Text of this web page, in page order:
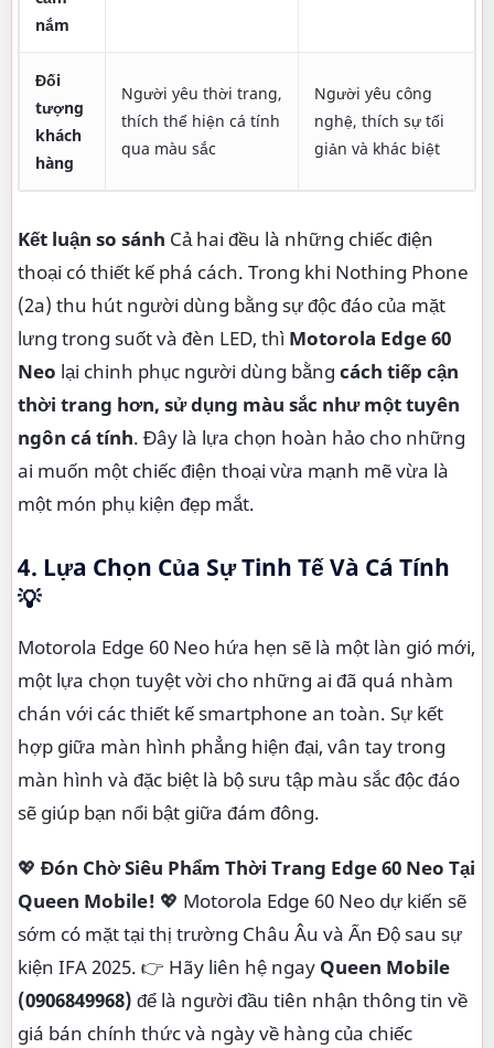
nắm
Đối
tượng
khách
hàng
Người yêu thời trang,
thích thể hiện cá tính
qua màu sắc
Người yêu công
nghệ, thích sự tối
giản và khác biệt
Kết luận so sánh Cả hai đều là những chiếc điện
thoại có thiết kế phá cách. Trong khi Nothing Phone
(2a) thu hút người dùng bằng sự độc đáo của mặt
lưng trong suốt và đèn LED, thì Motorola Edge 60
Neo lại chinh phục người dùng bằng cách tiếp cận
thời trang hơn, sử dụng màu sắc như một tuyên
ngôn cá tính. Đây là lựa chọn hoàn hảo cho những
ai muốn một chiếc điện thoại vừa mạnh mẽ vừa là
một món phụ kiện đẹp mắt.
4. Lựa Chọn Của Sự Tinh Tế Và Cá Tính
💡
Motorola Edge 60 Neo hứa hẹn sẽ là một làn gió mới,
một lựa chọn tuyệt vời cho những ai đã quá nhàm
chán với các thiết kế smartphone an toàn. Sự kết
hợp giữa màn hình phẳng hiện đại, vân tay trong
màn hình và đặc biệt là bộ sưu tập màu sắc độc đáo
sẽ giúp bạn nổi bật giữa đám đông.
💖 Đón Chờ Siêu Phẩm Thời Trang Edge 60 Neo Tại
Queen Mobile! 💖 Motorola Edge 60 Neo dự kiến sẽ
sớm có mặt tại thị trường Châu Âu và Ấn Độ sau sự
kiện IFA 2025. 👉 Hãy liên hệ ngay Queen Mobile
(0906849968) để là người đầu tiên nhận thông tin về
giá bán chính thức và ngày về hàng của chiếc